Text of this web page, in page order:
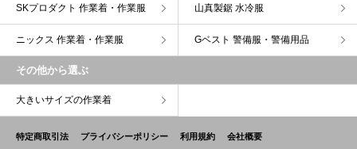
SKプロダクト 作業着・作業服 山真製鋸 水冷服
ニックス 作業着・作業服 Gベスト 警備服・警備用品
その他から選ぶ
大きいサイズの作業着
特定商取引法 プライバシーポリシー 利用規約 会社概要